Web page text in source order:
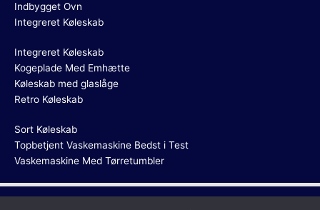
Indbygget Ovn
Integreret Køleskab
Integreret Køleskab
Kogeplade Med Emhætte
Køleskab med glaslåge
Retro Køleskab
Sort Køleskab
Topbetjent Vaskemaskine Bedst i Test
Vaskemaskine Med Tørretumbler